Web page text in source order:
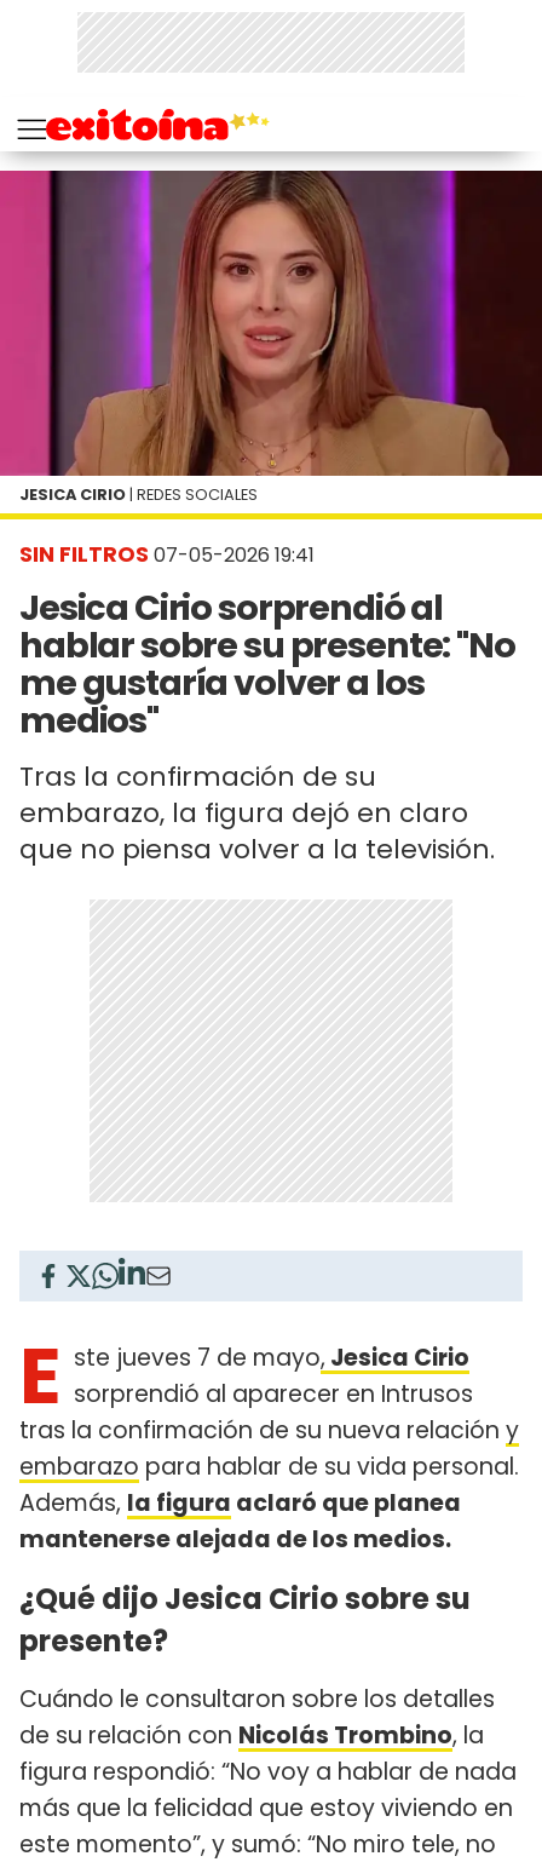
SIN FILTROS 07-05-2026 19:41
Jesica Cirio sorprendió al
hablar sobre su presente: "No
me gustaría volver a los
medios"
Tras la confirmación de su
embarazo, la figura dejó en claro
que no piensa volver a la televisión.
JESICA CIRIO | REDES SOCIALES
E ste jueves 7 de mayo, Jesica Cirio
sorprendió al aparecer en Intrusos
tras la confirmación de su nueva relación y
embarazo para hablar de su vida personal.
Además, la figura aclaró que planea
mantenerse alejada de los medios.
¿Qué dijo Jesica Cirio sobre su
presente?
Cuándo le consultaron sobre los detalles
de su relación con Nicolás Trombino, la
figura respondió: “No voy a hablar de nada
más que la felicidad que estoy viviendo en
este momento”, y sumó: “No miro tele, no